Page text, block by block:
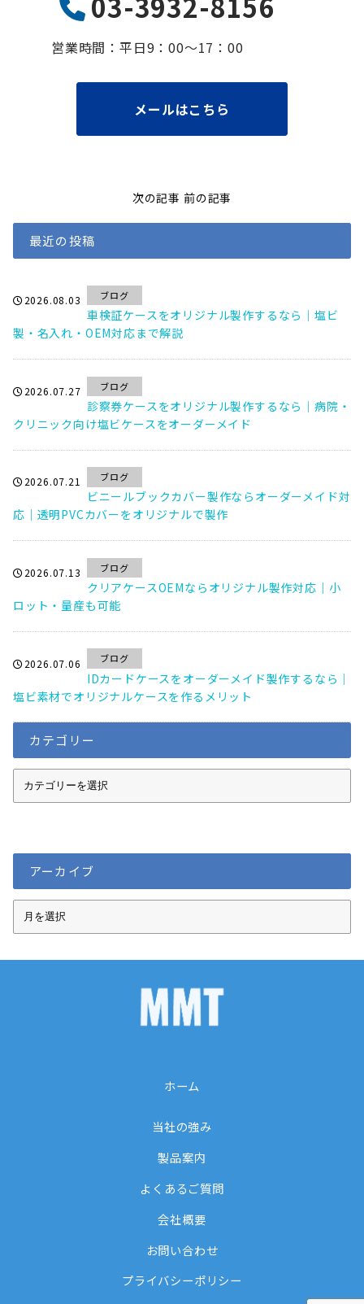
営業時間：平⽇9：00〜17：00
メールはこちら
次の記事 前の記事
最近の投稿
2026.08.03 ブログ
車検証ケースをオリジナル製作するなら｜塩ビ
製・名入れ・OEM対応まで解説
2026.07.27 ブログ
診察券ケースをオリジナル製作するなら｜病院・
クリニック向け塩ビケースをオーダーメイド
2026.07.21 ブログ
ビニールブックカバー製作ならオーダーメイド対
応｜透明PVCカバーをオリジナルで製作
2026.07.13 ブログ
クリアケースOEMならオリジナル製作対応｜小
ロット・量産も可能
2026.07.06 ブログ
IDカードケースをオーダーメイド製作するなら｜
塩ビ素材でオリジナルケースを作るメリット
カテゴリー
テ
ー
アーカイブ
ー
ホーム
当社の強み
製品案内
よくあるご質問
会社概要
お問い合わせ
プライバシーポリシー